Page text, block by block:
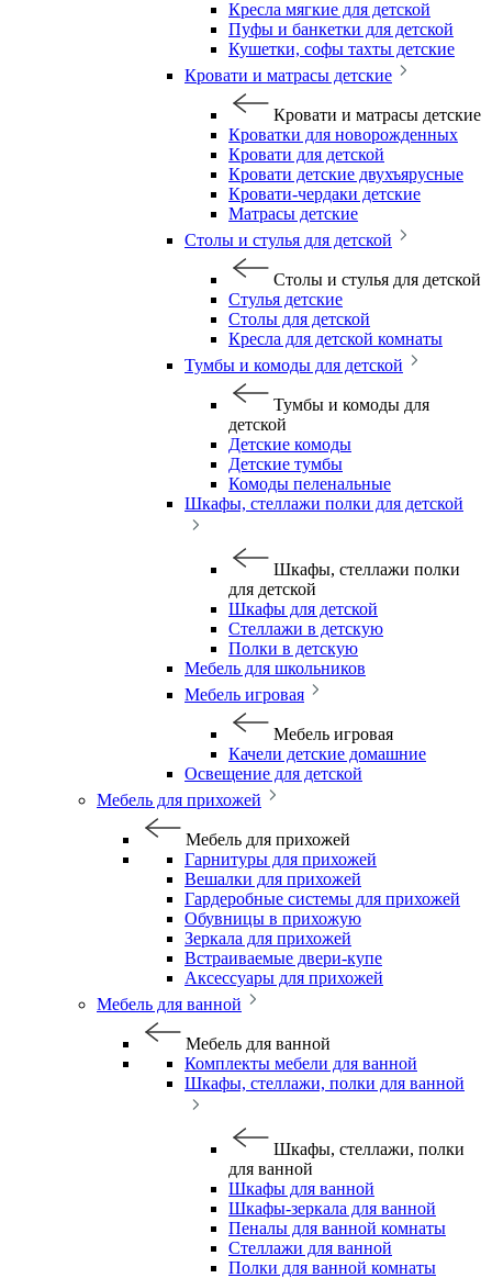
Кресла мягкие для детской
Пуфы и банкетки для детской
Кушетки, софы тахты детские
Кровати и матрасы детские
Кровати и матрасы детские
Кроватки для новорожденных
Кровати для детской
Кровати детские двухъярусные
Кровати-чердаки детские
Матрасы детские
Столы и стулья для детской
Столы и стулья для детской
Стулья детские
Столы для детской
Кресла для детской комнаты
Тумбы и комоды для детской
Тумбы и комоды для
детской
Детские комоды
Детские тумбы
Комоды пеленальные
Шкафы, стеллажи полки для детской
Шкафы, стеллажи полки
для детской
Шкафы для детской
Стеллажи в детскую
Полки в детскую
Мебель для школьников
Мебель игровая
Мебель игровая
Качели детские домашние
Освещение для детской
Мебель для прихожей
Мебель для прихожей
Гарнитуры для прихожей
Вешалки для прихожей
Гардеробные системы для прихожей
Обувницы в прихожую
Зеркала для прихожей
Встраиваемые двери-купе
Аксессуары для прихожей
Мебель для ванной
Мебель для ванной
Комплекты мебели для ванной
Шкафы, стеллажи, полки для ванной
Шкафы, стеллажи, полки
для ванной
Шкафы для ванной
Шкафы-зеркала для ванной
Пеналы для ванной комнаты
Стеллажи для ванной
Полки для ванной комнаты